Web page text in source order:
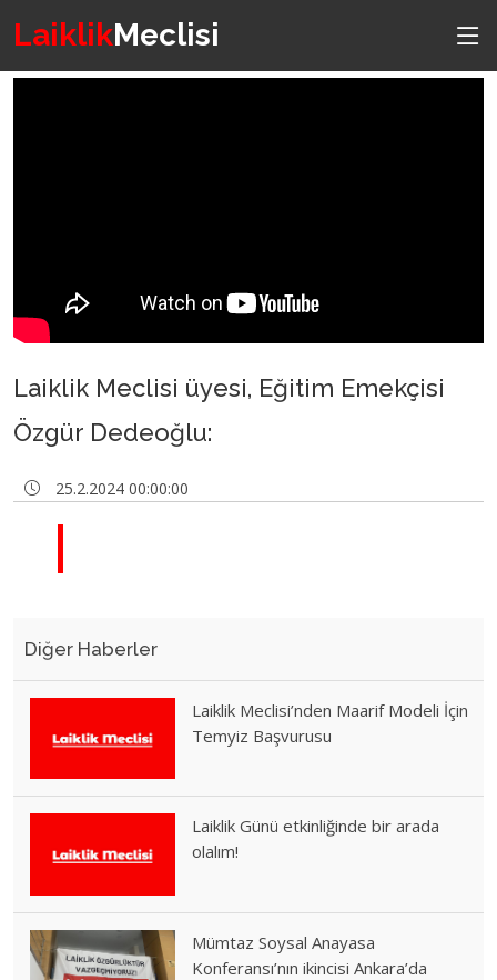
LaiklikMeclisi
Laiklik Meclisi üyesi, Eğitim Emekçisi
Özgür Dedeoğlu:
25.2.2024 00:00:00
Diğer Haberler
Laiklik Meclisi’nden Maarif Modeli İçin
Temyiz Başvurusu
Laiklik Günü etkinliğinde bir arada
olalım!
Mümtaz Soysal Anayasa
Konferansı’nın ikincisi Ankara’da